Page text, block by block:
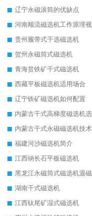
辽宁永磁滚筒的优缺点
河南顺流磁选机工作原理
贵州履带式干选磁选机
贺州永磁筒式磁选机
青海贫铁矿干式磁选机
西藏平板磁选机适用场合
辽宁铁矿磁选机如何配置
内蒙古干式高梯度磁选机
福建河沙磁选机简介
江西钠长石平板磁选机
黑龙江永磁筒式磁选机退磁
湖南干式磁选机
江西钛尾矿湿式磁选机